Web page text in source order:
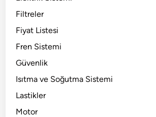
Filtreler
Fiyat Listesi
Fren Sistemi
Güvenlik
Isıtma ve Soğutma Sistemi
Lastikler
Motor